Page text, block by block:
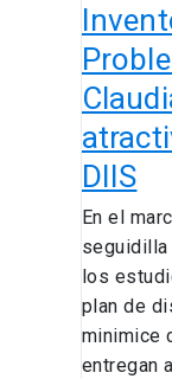
DIIS
En el
seguidilla
los
plan de
minimice
entregan
en
el
DIIS